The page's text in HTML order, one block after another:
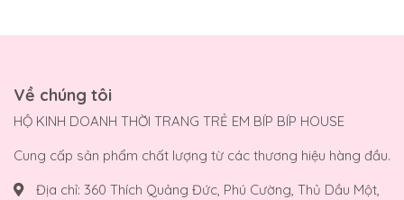
Về chúng tôi
HỘ KINH DOANH THỜI TRANG TRẺ EM BÍP BÍP HOUSE
Cung cấp sản phẩm chất lượng từ các thương hiệu hàng đầu.
Địa chỉ: 360 Thích Quảng Đức, Phú Cường, Thủ Dầu Một,